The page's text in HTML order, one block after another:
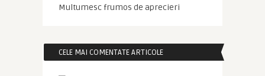
Multumesc frumos de aprecieri
CELE MAI COMENTATE ARTICOLE